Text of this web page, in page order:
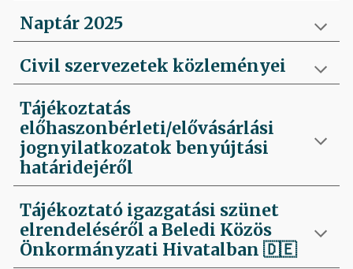
Naptár 2025
Civil szervezetek közleményei
Tájékoztatás
előhaszonbérleti/elővásárlási
jognyilatkozatok benyújtási
határidejéről
Tájékoztató igazgatási szünet
elrendeléséről a Beledi Közös
Önkormányzati Hivatalban🇩🇪